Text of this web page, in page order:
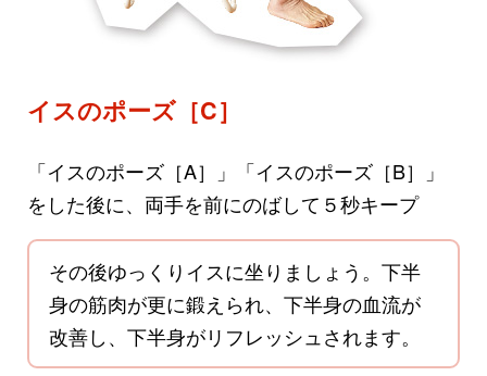
イスのポーズ［C］
「イスのポーズ［A］」「イスのポーズ［B］」
をした後に、両手を前にのばして５秒キープ
その後ゆっくりイスに坐りましょう。下半
身の筋肉が更に鍛えられ、下半身の血流が
改善し、下半身がリフレッシュされます。